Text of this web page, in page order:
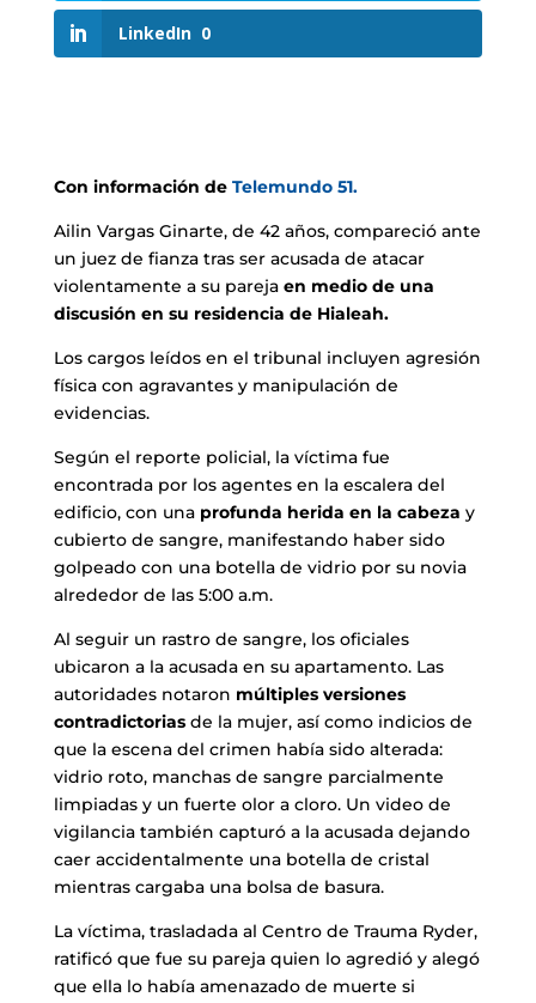
LinkedIn 0
Con información de Telemundo 51.
Ailin Vargas Ginarte, de 42 años, compareció ante
un juez de fianza tras ser acusada de atacar
violentamente a su pareja en medio de una
discusión en su residencia de Hialeah.
Los cargos leídos en el tribunal incluyen agresión
física con agravantes y manipulación de
evidencias.
Según el reporte policial, la víctima fue
encontrada por los agentes en la escalera del
edificio, con una profunda herida en la cabeza y
cubierto de sangre, manifestando haber sido
golpeado con una botella de vidrio por su novia
alrededor de las 5:00 a.m.
Al seguir un rastro de sangre, los oficiales
ubicaron a la acusada en su apartamento. Las
autoridades notaron múltiples versiones
contradictoriasde la mujer, así como indicios de
que la escena del crimen había sido alterada:
vidrio roto, manchas de sangre parcialmente
limpiadas y un fuerte olor a cloro. Un video de
vigilancia también capturó a la acusada dejando
caer accidentalmente una botella de cristal
mientras cargaba una bolsa de basura.
La víctima, trasladada al Centro de Trauma Ryder,
ratificó que fue su pareja quien lo agredió y alegó
que ella lo había amenazado de muerte si